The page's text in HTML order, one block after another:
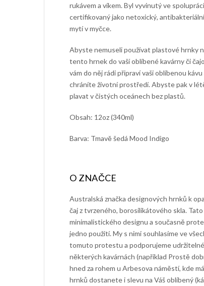
rukávem a víkem. Byl vyvinutý ve
certifikovaný jako netoxický,
mytí v myčce.
Abyste nemuseli používat plastové hrnky
tento hrnek do vaší oblíbené kavárny či
vám do něj rádi připraví vaši oblíbenou
chráníte životní prostředí. Abyste pak v
plavat v čistých oceánech bez plastů.
Obsah: 12oz (340ml)
Barva: Tmavě šedá Mood Indigo
Australská značka designových hrnků k
čaj z tvrzeného, borosilikátového skla.
minimalistického designu a současně
jedno použití. My s nimi souhlasíme ve
tomuto protestu a podporujeme
některých kavárnách (například Prostě
hned za rohem u Arbesova náměstí, kde
hrnků dostanete i slevu na Váš oblíbený